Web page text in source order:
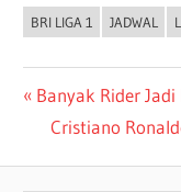
BRI LIGA 1 JADWAL
Post
navigation
Previous
Post:
Banyak Rider Jadi
Next
Cristiano